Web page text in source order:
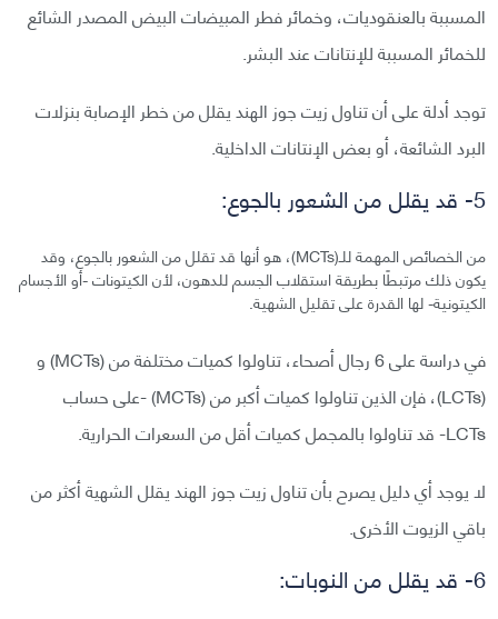
المسببة بالعنقوديات، وخمائر فطر المبيضات البيض المصدر الشائع
للخمائر المسببة للإنتانات عند البشر.
توجد أدلة على أن تناول زيت جوز الهند يقلل من خطر الإصابة بنزلات
البرد الشائعة، أو بعض الإنتانات الداخلية.
5- قد يقلل من الشعور بالجوع:
من الخصائص المهمة للـ(MCTs)، هو أنها قد تقلل من الشعور بالجوع، وقد
يكون ذلك مرتبطًا بطريقة استقلاب الجسم للدهون، لأن الكيتونات -أو الأجسام
الكيتونية- لها القدرة على تقليل الشهية.
في دراسة على 6 رجال أصحاء، تناولوا كميات مختلفة من (MCTs) و
(LCTs)، فإن الذين تناولوا كميات أكبر من (MCTs) -على حساب
LCTs- قد تناولوا بالمجمل كميات أقل من السعرات الحرارية.
لا يوجد أي دليل يصرح بأن تناول زيت جوز الهند يقلل الشهية أكثر من
باقي الزيوت الأخرى.
6- قد يقلل من النوبات: